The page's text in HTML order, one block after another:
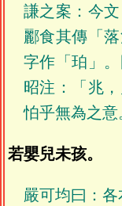
謙之案：今
酈食其傳「
字作「珀」
昭注：「兆
怕乎無為之意
若嬰兒未孩。
嚴可均曰：各